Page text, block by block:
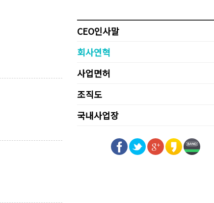
CEO인사말
회사연혁
사업면허
조직도
국내사업장